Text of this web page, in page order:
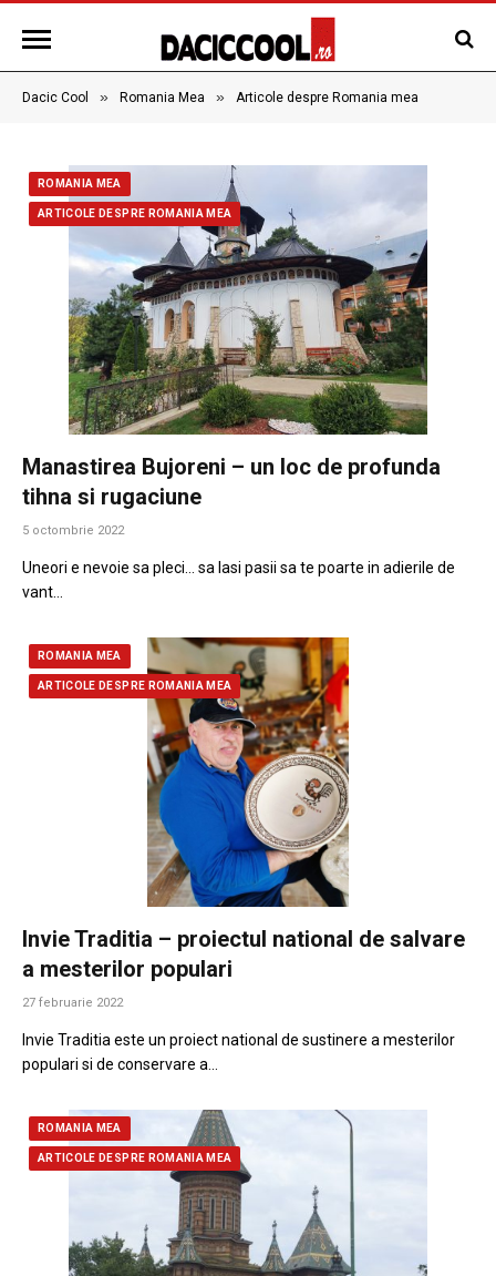
Dacic Cool » Romania Mea » Articole despre Romania mea
ROMANIA MEA
ARTICOLE DESPRE ROMANIA MEA
Manastirea Bujoreni – un loc de profunda
tihna si rugaciune
5 octombrie 2022
Uneori e nevoie sa pleci… sa lasi pasii sa te poarte in adierile de
vant…
ROMANIA MEA
ARTICOLE DESPRE ROMANIA MEA
Invie Traditia – proiectul national de salvare
a mesterilor populari
27 februarie 2022
Invie Traditia este un proiect national de sustinere a mesterilor
populari si de conservare a…
ROMANIA MEA
ARTICOLE DESPRE ROMANIA MEA